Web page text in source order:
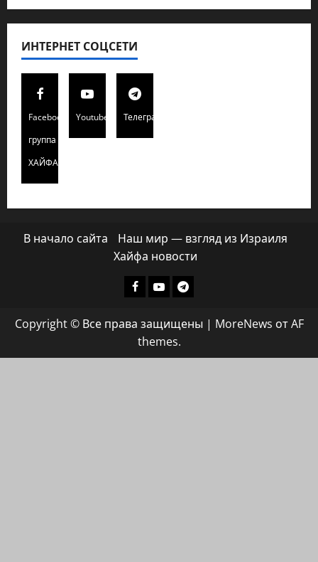
ИНТЕРНЕТ СОЦСЕТИ
Facebook
группа
ХАЙФАИНФО
Youtube Телеграмм
В начало сайта
Наш мир — взгляд из Израиля
Хайфа новости
Facebook
ХАЙФАИНФО
YoutubeТелеграмм
Copyright © Все права защищены | MoreNews от AF
themes.